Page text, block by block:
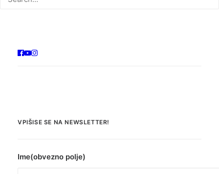
VPIŠISE SE NA NEWSLETTER!
Ime(obvezno polje)